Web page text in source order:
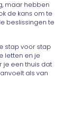
maar hebben
de kans om te
beslissingen te
stap voor stap
letten en je
je een thuis dat
als van